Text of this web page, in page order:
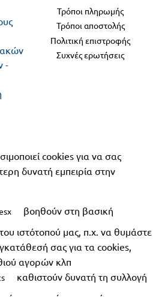
Τρόποι πληρωμής
Τρόποι αποστολής
Πολιτική επιστροφής
Συχνές ερωτήσεις
-
| Προστασία δεδομένων
συναλλαγών
cookies για να σας
δυνατή εμπειρία στην
βοηθούν στη βασική
ιστότοπού μας, π.χ. να θυμάστε
σας για τα cookies,
αγορών κλπ
καθιστούν δυνατή τη συλλογή